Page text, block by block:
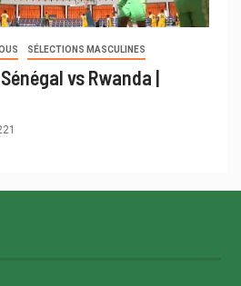
SÉLECTIONS MASCULINES
vs Rwanda |